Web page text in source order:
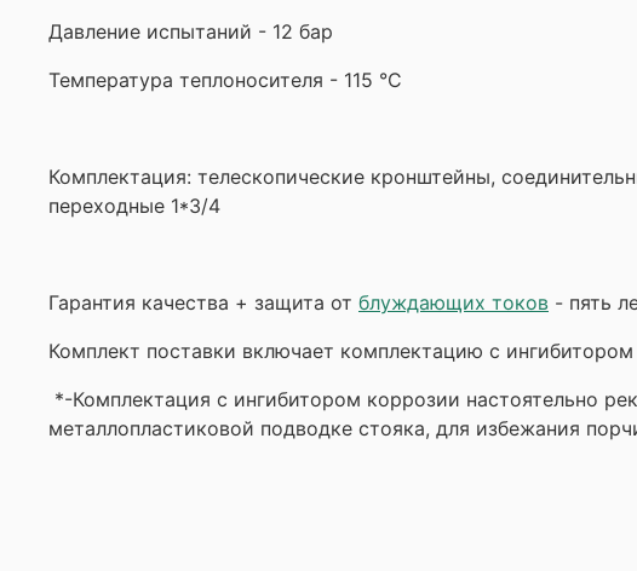
Давление испытаний - 12 бар
Температура теплоносителя - 115 °С
Комплектация: телескопические кронштейны,
переходные 1*3/4
Гарантия качества + защита от блуждающих токов - пять
Комплект поставки включает комплектацию с
*-Комплектация с ингибитором коррозии настоятельно
металлопластиковой подводке стояка, для избежания